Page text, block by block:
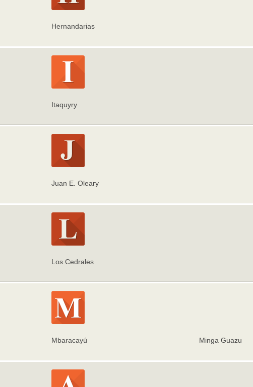
Hernandarias
Itaquyry
Juan E. Oleary
Los Cedrales
Mbaracayú Minga Guazu